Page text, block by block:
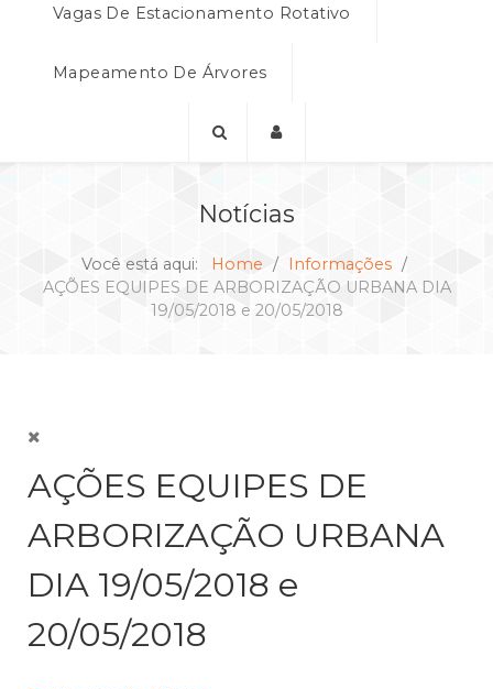
Vagas De Estacionamento Rotativo
Mapeamento De Árvores
Notícias
Você está aqui: Home
Informações
AÇÕES EQUIPES DE ARBORIZAÇÃO URBANA DIA
19/05/2018 e 20/05/2018
AÇÕES EQUIPES DE
ARBORIZAÇÃO URBANA
DIA 19/05/2018 e
20/05/2018